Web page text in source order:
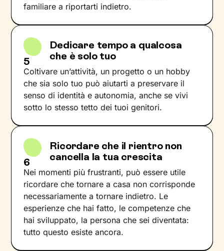
familiare a riportarti indietro.
5
Dedicare tempo a qualcosa
che è solo tuo
Coltivare un’attività, un progetto o un hobby
che sia solo tuo può aiutarti a preservare il
senso di identità e autonomia, anche se vivi
sotto lo stesso tetto dei tuoi genitori.
6
Ricordare che il rientro non
cancella la tua crescita
Nei momenti più frustranti, può essere utile
ricordare che tornare a casa non corrisponde
necessariamente a tornare indietro. Le
esperienze che hai fatto, le competenze che
hai sviluppato, la persona che sei diventata:
tutto questo esiste ancora.